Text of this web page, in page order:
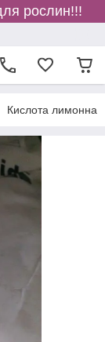
рослин!!!
Кислота лимонна